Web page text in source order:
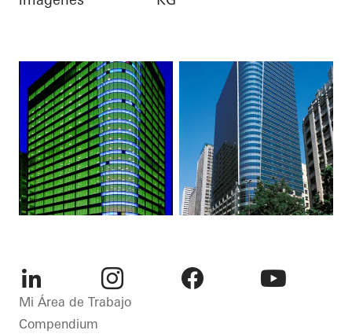
LinkedIn Instagram
Mi Área de Trabajo
Compendium